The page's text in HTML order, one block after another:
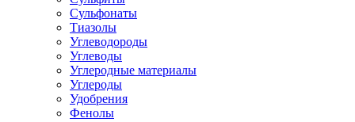
Сульфонаты
Тиазолы
Углеводороды
Углеводы
Углеродные материалы
Углероды
Удобрения
Фенолы